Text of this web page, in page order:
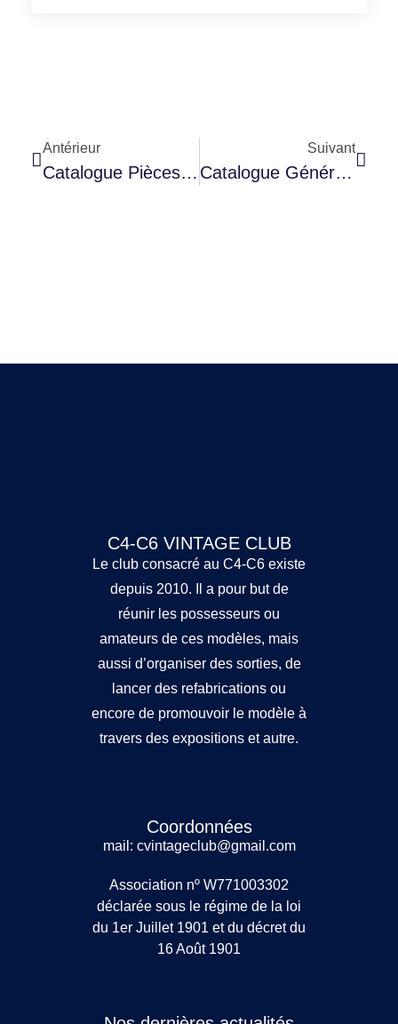
Antérieur
Catalogue Pièces Détachées 2 Tonnes, PLM, Tracteur, 6 Roues
Suivant
Catalogue Générale Pièces Détachées – Rayon 1 Moteur – Embrayage – Boite De Vitesse – Arbres Transmission
C4-C6 VINTAGE CLUB
Le club consacré au C4-C6 existe
depuis 2010. Il a pour but de
réunir les possesseurs ou
amateurs de ces modèles, mais
aussi d’organiser des sorties, de
lancer des refabrications ou
encore de promouvoir le modèle à
travers des expositions et autre.
Coordonnées
mail: cvintageclub@gmail.com
Association nº W771003302
déclarée sous le régime de la loi
du 1er Juillet 1901 et du décret du
16 Août 1901